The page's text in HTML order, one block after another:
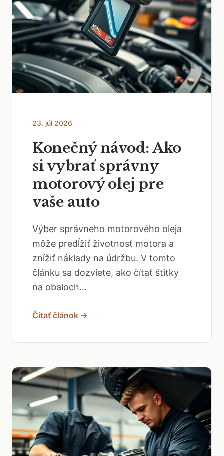
23. júl 2026
Konečný návod: Ako
si vybrať správny
motorový olej pre
vaše auto
Výber správneho motorového oleja
môže predĺžiť životnosť motora a
znížiť náklady na údržbu. V tomto
článku sa dozviete, ako čítať štítky
na obaloch...
Čítať článok →